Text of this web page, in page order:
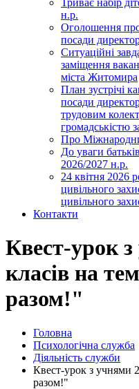
Триває набір
н.р.
Оголошення
посади
Ситуаційні
заміщення
міста Житомира
План зустрічі
посади
трудовим
громадськістю
Про
До уваги
2026/2027 н.р.
24 квітня 2026
цивільного
цивільного
Контакти
Квест-урок
класів на
разом!"
Головна
Психологічна служба
Діяльність служби
Квест-урок з учнями
разом!"